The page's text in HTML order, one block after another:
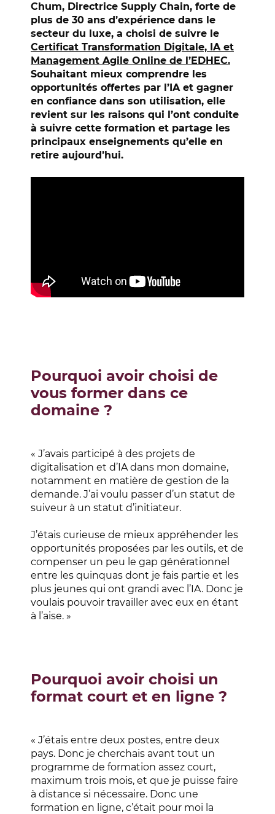
Chum, Directrice Supply Chain, forte de
plus de 30 ans d’expérience dans le
secteur du luxe, a choisi de suivre le
Certificat Transformation Digitale, IA et
Management Agile Online de l’EDHEC.
Souhaitant mieux comprendre les
opportunités offertes par l’IA et gagner
en confiance dans son utilisation, elle
revient sur les raisons qui l’ont conduite
à suivre cette formation et partage les
principaux enseignements qu’elle en
retire aujourd’hui.
Pourquoi avoir choisi de
vous former dans ce
domaine ?
« J’avais participé à des projets de
digitalisation et d’IA dans mon domaine,
notamment en matière de gestion de la
demande. J’ai voulu passer d’un statut de
suiveur à un statut d’initiateur.
J’étais curieuse de mieux appréhender les
opportunités proposées par les outils, et de
compenser un peu le gap générationnel
entre les quinquas dont je fais partie et les
plus jeunes qui ont grandi avec l’IA. Donc je
voulais pouvoir travailler avec eux en étant
à l’aise. »
Pourquoi avoir choisi un
format court et en ligne ?
« J’étais entre deux postes, entre deux
pays. Donc je cherchais avant tout un
programme de formation assez court,
maximum trois mois, et que je puisse faire
à distance si nécessaire. Donc une
formation en ligne, c’était pour moi la